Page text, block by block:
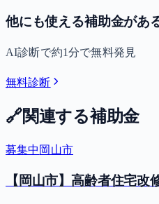
他にも使える補助金があ
AI診断で約1分で無料発見
無料診断
🔗関連する補助金
募集中 岡山市
【岡山市】高齢者住宅改